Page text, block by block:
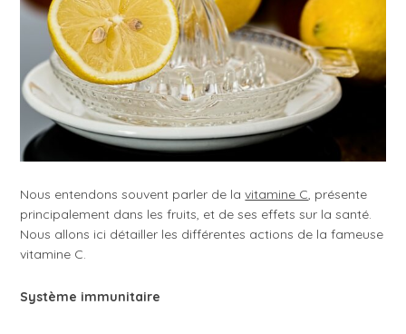
Nous entendons souvent parler de lavitamine C, présente
principalement dans les fruits, et de ses effets sur la santé.
Nous allons ici détailler les différentes actions de la fameuse
vitamine C.
Système immunitaire